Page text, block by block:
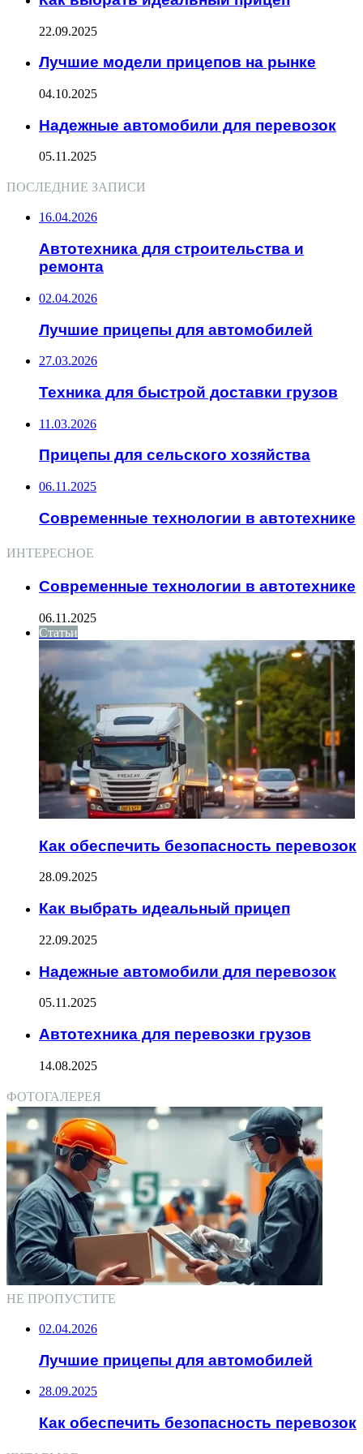
22.09.2025
Лучшие модели прицепов на рынке
04.10.2025
Надежные автомобили для перевозок
05.11.2025
ПОСЛЕДНИЕ ЗАПИСИ
16.04.2026
Автотехника для строительства и
ремонта
02.04.2026
Лучшие прицепы для автомобилей
27.03.2026
Техника для быстрой доставки грузов
11.03.2026
Прицепы для сельского хозяйства
06.11.2025
Современные технологии в автотехнике
ИНТЕРЕСНОЕ
Современные технологии в автотехнике
06.11.2025
Статьи
Как обеспечить безопасность перевозок
28.09.2025
Как выбрать идеальный прицеп
22.09.2025
Надежные автомобили для перевозок
05.11.2025
Автотехника для перевозки грузов
14.08.2025
ФОТОГАЛЕРЕЯ
НЕ ПРОПУСТИТЕ
02.04.2026
Лучшие прицепы для автомобилей
28.09.2025
Как обеспечить безопасность перевозок